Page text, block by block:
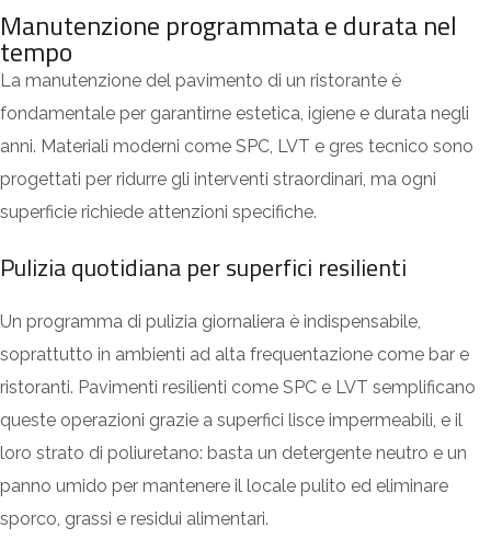
Manutenzione programmata e durata nel
tempo
La manutenzione del pavimento di un ristorante è
fondamentale per garantirne estetica, igiene e durata negli
anni. Materiali moderni come SPC, LVT e gres tecnico sono
progettati per ridurre gli interventi straordinari, ma ogni
superficie richiede attenzioni specifiche.
Pulizia quotidiana per superfici resilienti
Un programma di pulizia giornaliera è indispensabile,
soprattutto in ambienti ad alta frequentazione come bar e
ristoranti. Pavimenti resilienti come SPC e LVT semplificano
queste operazioni grazie a superfici lisce impermeabili, e il
loro strato di poliuretano: basta un detergente neutro e un
panno umido per mantenere il locale pulito ed eliminare
sporco, grassi e residui alimentari.